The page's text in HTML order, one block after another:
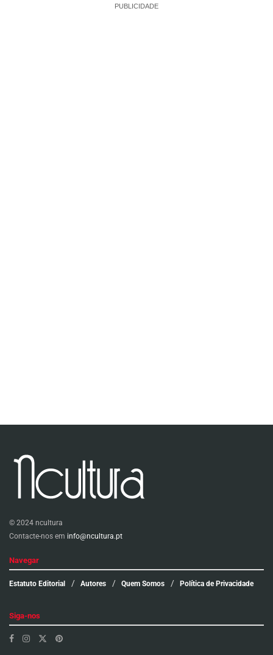
PUBLICIDADE
© 2024 ncultura
Contacte-nos em info@ncultura.pt
Navegar
Estatuto Editorial Autores Quem Somos Política de Privacidade
Siga-nos